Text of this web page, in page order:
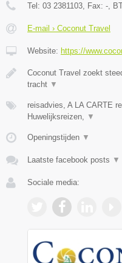
Tel: 03 2381103 , Fax: - ,
E-mail › Coconut Travel
Website: https://
Coconut Travel zoekt
tracht ▼
reisadvies, A LA CARTE
Huwelijksreizen,
▼
Openingstijden ▼
Laatste facebook posts ▼
Sociale media: